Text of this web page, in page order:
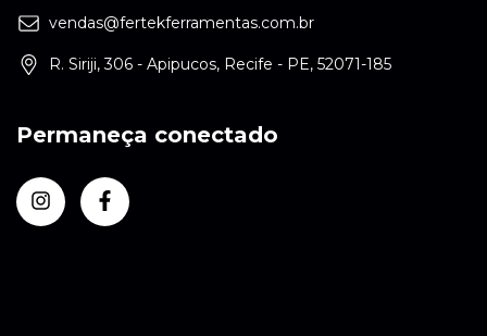
vendas@fertekferramentas.com.br
R. Siriji, 306 - Apipucos, Recife - PE, 52071-185
Permaneça conectado